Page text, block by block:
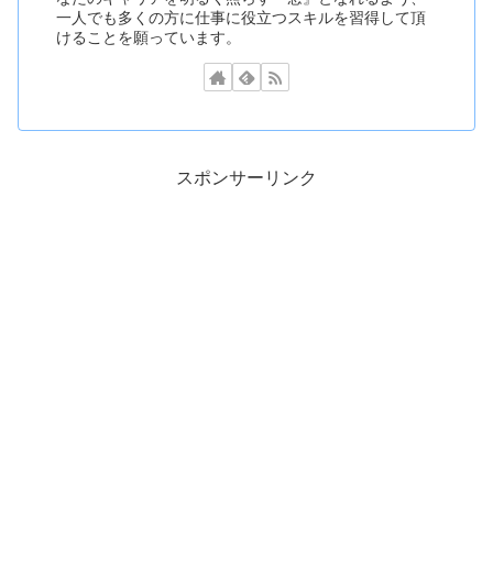
一人でも多くの方に仕事に役立つスキルを習得して頂
けることを願っています。
スポンサーリンク